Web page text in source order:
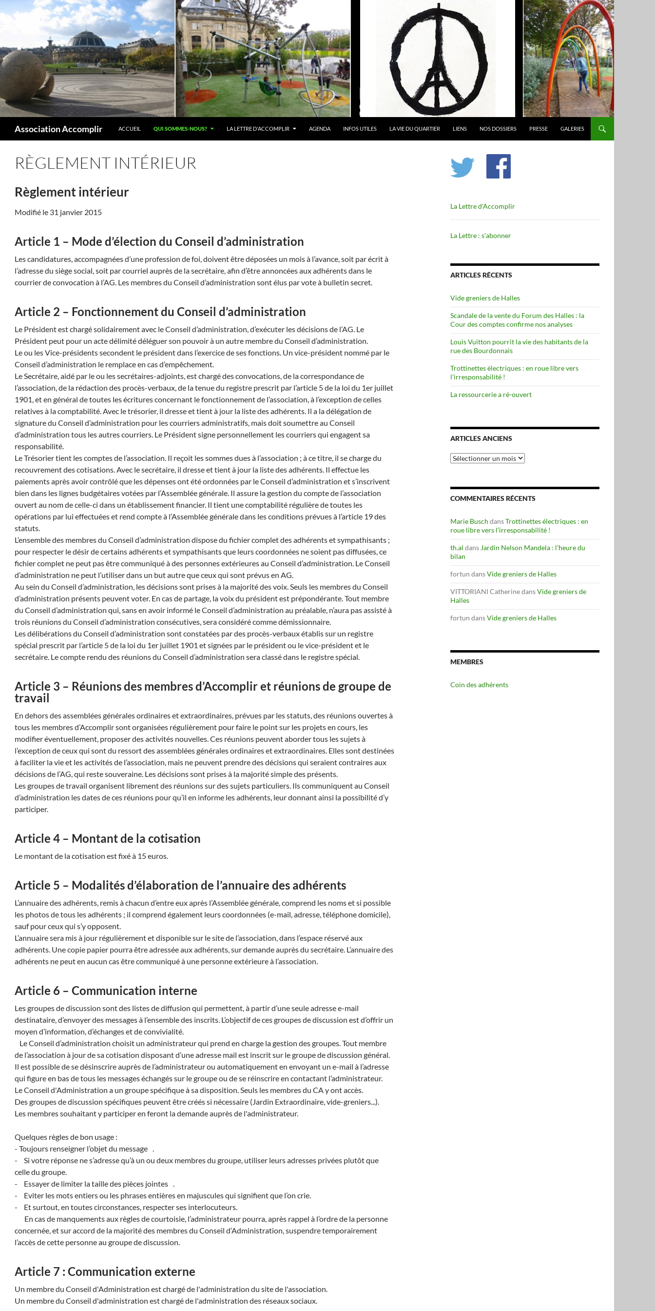
au
Association Accomplir ACCUEIL QUI SOMMES-NOUS? LA LETTRE D'ACCOMPLIR AGENDA INFOS UTILES LA VIE DU QUARTIER LIENS NOS DOSSIERS PRESSE GALERIES
RÈGLEMENT INTÉRIEUR
Règlement intérieur
Modifié le 31 janvier 2015
Article 1 – Mode d’élection du Conseil d’administration
Les candidatures, accompagnées d’une profession de foi, doivent être déposées un mois à l’avance, soit par écrit à
l’adresse du siège social, soit par courriel auprès de la secrétaire, afin d’être annoncées aux adhérents dans le
courrier de convocation à l’AG. Les membres du Conseil d’administration sont élus par vote à bulletin secret.
Article 2 – Fonctionnement du Conseil d’administration
Le Président est chargé solidairement avec le Conseil d’administration, d’exécuter les décisions de l’AG. Le
Président peut pour un acte délimité déléguer son pouvoir à un autre membre du Conseil d’administration.
Le ou les Vice-présidents secondent le président dans l’exercice de ses fonctions. Un vice-président nommé par le
Conseil d’administration le remplace en cas d’empêchement.
Le Secrétaire, aidé par le ou les secrétaires-adjoints, est chargé des convocations, de la correspondance de
l’association, de la rédaction des procès-verbaux, de la tenue du registre prescrit par l’article 5 de la loi du 1er juillet
1901, et en général de toutes les écritures concernant le fonctionnement de l’association, à l’exception de celles
relatives à la comptabilité. Avec le trésorier, il dresse et tient à jour la liste des adhérents. Il a la délégation de
signature du Conseil d’administration pour les courriers administratifs, mais doit soumettre au Conseil
d’administration tous les autres courriers. Le Président signe personnellement les courriers qui engagent sa
responsabilité.
Le Trésorier tient les comptes de l’association. Il reçoit les sommes dues à l’association ; à ce titre, il se charge du
recouvrement des cotisations. Avec le secrétaire, il dresse et tient à jour la liste des adhérents. Il effectue les
paiements après avoir contrôlé que les dépenses ont été ordonnées par le Conseil d’administration et s’inscrivent
bien dans les lignes budgétaires votées par l’Assemblée générale. Il assure la gestion du compte de l’association
ouvert au nom de celle-ci dans un établissement financier. Il tient une comptabilité régulière de toutes les
opérations par lui effectuées et rend compte à l’Assemblée générale dans les conditions prévues à l’article 19 des
statuts.
L’ensemble des membres du Conseil d’administration dispose du fichier complet des adhérents et sympathisants ;
pour respecter le désir de certains adhérents et sympathisants que leurs coordonnées ne soient pas diffusées, ce
fichier complet ne peut pas être communiqué à des personnes extérieures au Conseil d’administration. Le Conseil
d’administration ne peut l’utiliser dans un but autre que ceux qui sont prévus en AG.
Au sein du Conseil d’administration, les décisions sont prises à la majorité des voix. Seuls les membres du Conseil
d’administration présents peuvent voter. En cas de partage, la voix du président est prépondérante. Tout membre
du Conseil d’administration qui, sans en avoir informé le Conseil d’administration au préalable, n’aura pas assisté à
trois réunions du Conseil d’administration consécutives, sera considéré comme démissionnaire.
Les délibérations du Conseil d’administration sont constatées par des procès-verbaux établis sur un registre
spécial prescrit par l’article 5 de la loi du 1er juillet 1901 et signées par le président ou le vice-président et le
secrétaire. Le compte rendu des réunions du Conseil d’administration sera classé dans le registre spécial.
Article 3 – Réunions des membres d’Accomplir et réunions de groupe de
travail
En dehors des assemblées générales ordinaires et extraordinaires, prévues par les statuts, des réunions ouvertes à
tous les membres d’Accomplir sont organisées régulièrement pour faire le point sur les projets en cours, les
modifier éventuellement, proposer des activités nouvelles. Ces réunions peuvent aborder tous les sujets à
l’exception de ceux qui sont du ressort des assemblées générales ordinaires et extraordinaires. Elles sont destinées
à faciliter la vie et les activités de l’association, mais ne peuvent prendre des décisions qui seraient contraires aux
décisions de l’AG, qui reste souveraine. Les décisions sont prises à la majorité simple des présents.
Les groupes de travail organisent librement des réunions sur des sujets particuliers. Ils communiquent au Conseil
d’administration les dates de ces réunions pour qu’il en informe les adhérents, leur donnant ainsi la possibilité d’y
participer.
Article 4 – Montant de la cotisation
Le montant de la cotisation est fixé à 15 euros.
Article 5 – Modalités d’élaboration de l’annuaire des adhérents
L’annuaire des adhérents, remis à chacun d’entre eux après l’Assemblée générale, comprend les noms et si possible
les photos de tous les adhérents ; il comprend également leurs coordonnées (e-mail, adresse, téléphone domicile),
sauf pour ceux qui s’y opposent.
L’annuaire sera mis à jour régulièrement et disponible sur le site de l’association, dans l’espace réservé aux
adhérents. Une copie papier pourra être adressée aux adhérents, sur demande auprès du secrétaire. L’annuaire des
adhérents ne peut en aucun cas être communiqué à une personne extérieure à l’association.
Article 6 – Communication interne
Les groupes de discussion sont des listes de diffusion qui permettent, à partir d’une seule adresse e-mail
destinataire, d’envoyer des messages à l’ensemble des inscrits. L’objectif de ces groupes de discussion est d’offrir un
moyen d’information, d’échanges et de convivialité.
Le Conseil d’administration choisit un administrateur qui prend en charge la gestion des groupes. Tout membre
de l’association à jour de sa cotisation disposant d’une adresse mail est inscrit sur le groupe de discussion général.
Il est possible de se désinscrire auprès de l’administrateur ou automatiquement en envoyant un e-mail à l’adresse
qui figure en bas de tous les messages échangés sur le groupe ou de se réinscrire en contactant l’administrateur.
Le Conseil d'Administration a un groupe spécifique à sa disposition. Seuls les membres du CA y ont accès.
Des groupes de discussion spécifiques peuvent être créés si nécessaire (Jardin Extraordinaire, vide-greniers...).
Les membres souhaitant y participer en feront la demande auprès de l'administrateur.
Quelques règles de bon usage :
- Toujours renseigner l’objet du message .
- Si votre réponse ne s’adresse qu’à un ou deux membres du groupe, utiliser leurs adresses privées plutôt que
celle du groupe.
- Essayer de limiter la taille des pièces jointes .
- Eviter les mots entiers ou les phrases entières en majuscules qui signifient que l’on crie.
- Et surtout, en toutes circonstances, respecter ses interlocuteurs.
En cas de manquements aux règles de courtoisie, l’administrateur pourra, après rappel à l’ordre de la personne
concernée, et sur accord de la majorité des membres du Conseil d’Administration, suspendre temporairement
l’accès de cette personne au groupe de discussion.
Article 7 : Communication externe
Un membre du Conseil d'Administration est chargé de l'administration du site de l'association.
Un membre du Conseil d'administration est chargé de l'administration des réseaux sociaux.
La Lettre d'Accomplir
La Lettre : s'abonner
ARTICLES RÉCENTS
Vide greniers de Halles
Scandale de la vente du Forum des Halles : la
Cour des comptes confirme nos analyses
Louis Vuitton pourrit la vie des habitants de la
rue des Bourdonnais
Trottinettes électriques : en roue libre vers
l’irresponsabilité !
La ressourcerie a ré-ouvert
ARTICLES ANCIENS
Articles
anciens
COMMENTAIRES RÉCENTS
Marie Busch dansTrottinettes électriques : en
roue libre vers l’irresponsabilité !
th.al dans Jardin Nelson Mandela : l’heure du
bilan
fortun dansVide greniers de Halles
VITTORIANI CatherinedansVide greniers de
Halles
fortun dansVide greniers de Halles
MEMBRES
Coin des adhérents